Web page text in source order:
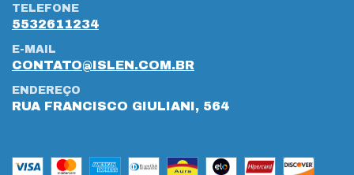
TELEFONE
5532611234
E-MAIL
CONTATO@ISLEN.COM.BR
ENDEREÇO
RUA FRANCISCO GIULIANI, 564